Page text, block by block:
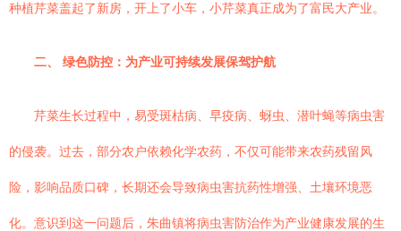
种植芹菜盖起了新房，开上了小车，小芹菜真正成为了富民大产业。
二、 绿色防控：为产业可持续发展保驾护航
芹菜生长过程中，易受斑枯病、早疫病、蚜虫、潜叶蝇等病虫害
的侵袭。过去，部分农户依赖化学农药，不仅可能带来农药残留风
险，影响品质口碑，长期还会导致病虫害抗药性增强、土壤环境恶
化。意识到这一问题后，朱曲镇将病虫害防治作为产业健康发展的生